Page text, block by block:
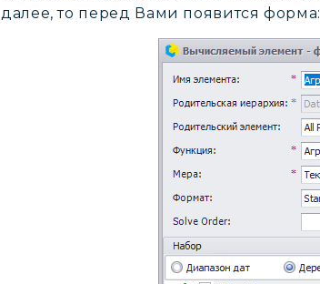
далее, то перед Вами появится форма: